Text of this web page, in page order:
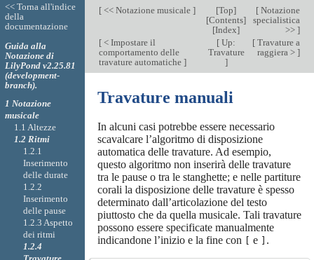
[<< Notazione musicale ] [Top]
[Contents]
[Index]
[Notazione
specialistica
>> ]
[< Impostare il
comportamento delle
travature automatiche ]
[ Up:
Travature
]
[Travature a
raggiera > ]
Travature manuali
In alcuni casi potrebbe essere necessario
scavalcare l’algoritmo di disposizione
automatica delle travature. Ad esempio,
questo algoritmo non inserirà delle travature
tra le pause o tra le stanghette; e nelle partiture
corali la disposizione delle travature è spesso
determinato dall’articolazione del testo
piuttosto che da quella musicale. Tali travature
possono essere specificate manualmente
indicandone l’inizio e la fine con
e .
<< Torna all'indice
della
documentazione
Guida alla
Notazione di
LilyPond v2.25.81
(development-
branch).
1 Notazione
musicale
1.1 Altezze
1.2 Ritmi
1.2.1
Inserimento
delle durate
1.2.2
Inserimento
delle pause
1.2.3 Aspetto
dei ritmi
1.2.4